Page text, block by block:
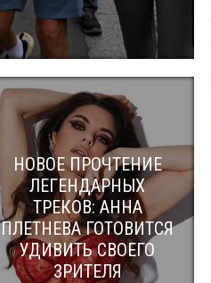
НОВОЕ ПРОЧТЕНИЕ
ЛЕГЕНДАРНЫХ
ТРЕКОВ: АННА
ПЛЕТНЕВА ГОТОВИТСЯ
УДИВИТЬ СВОЕГО
ЗРИТЕЛЯ